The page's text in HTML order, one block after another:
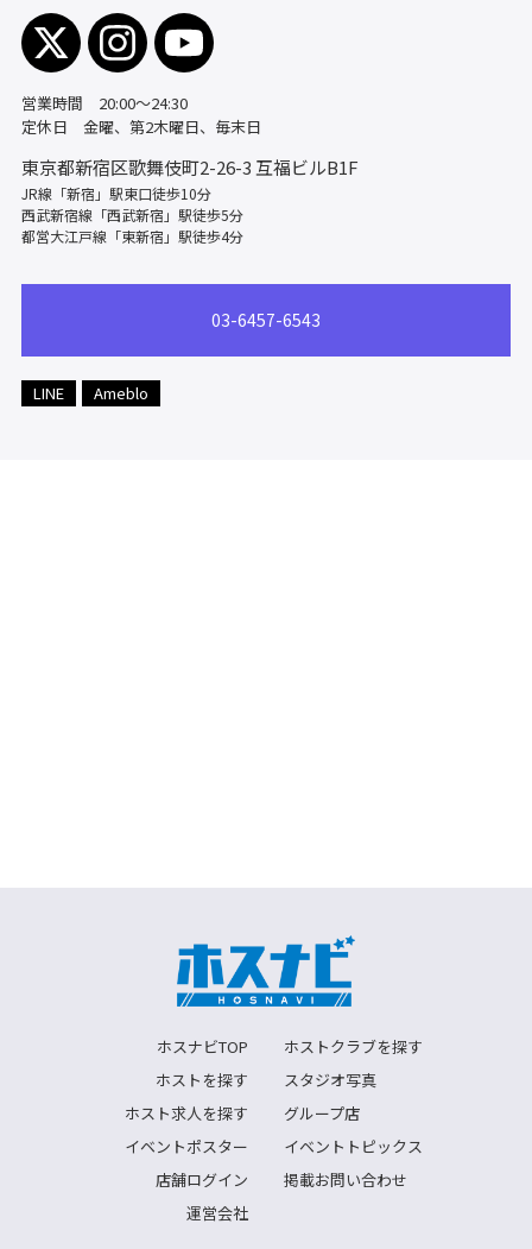
営業時間 20:00～24:30
定休日 金曜、第2木曜日、毎末日
東京都新宿区歌舞伎町2-26-3 互福ビルB1F
JR線「新宿」駅東口徒歩10分
西武新宿線「西武新宿」駅徒歩5分
都営大江戸線「東新宿」駅徒歩4分
03-6457-6543
LINE Ameblo
ホスナビTOP
ホストクラブを探す
ホストを探す
スタジオ写真
ホスト求人を探す
グループ店
イベントポスター
イベントトピックス
店舗ログイン
掲載お問い合わせ
運営会社